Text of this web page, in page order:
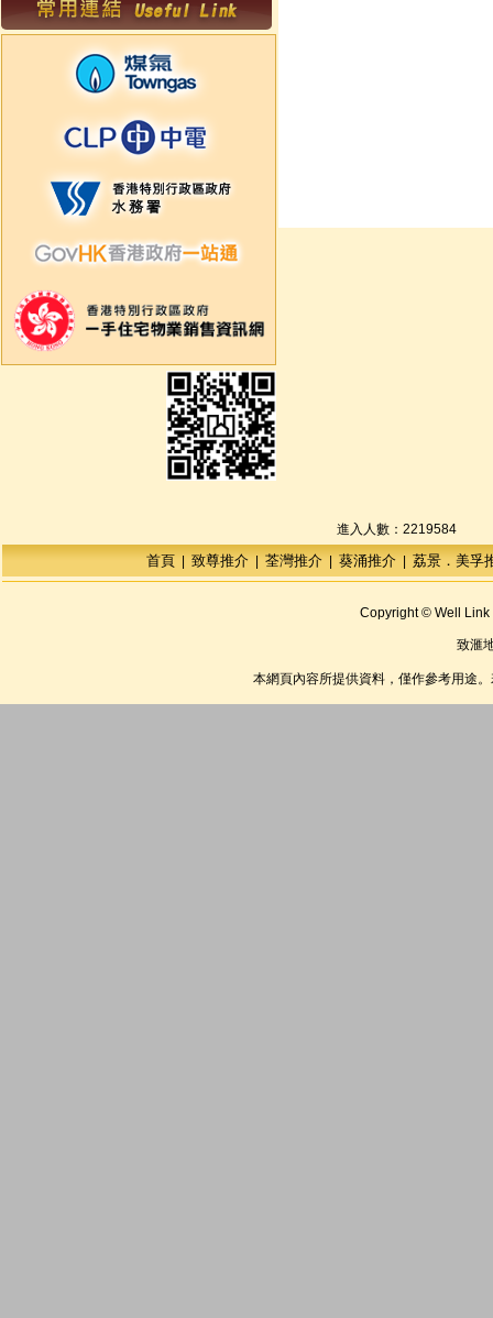
進入人數：2219584
首頁 致尊推介| 荃灣推介| 葵涌推介| 荔景．美孚
Copyright © Well Link
致滙
本網頁內容所提供資料，僅作參考用途